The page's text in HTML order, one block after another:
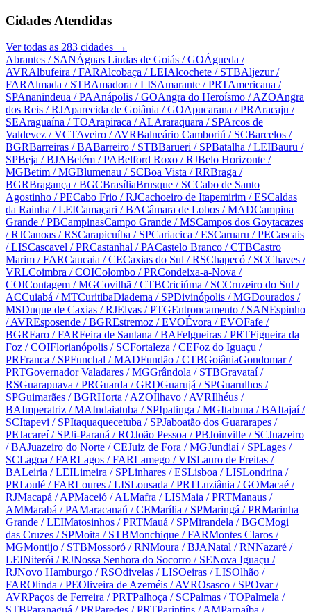
Cidades Atendidas
Ver todas as 283 cidades →
Abrantes / SANÁguas Lindas de Goiás / GOÁgueda /
AVRAlbufeira / FARAlcobaça / LEIAlcochete / STBAljezur/
FARAlmada / STBAmadora / LISAmarante / PRTAmericana /
SPAnanindeua / PAAnápolis / GOAngra do Heroísmo / AZOAngra
dos Reis / RJAparecida de Goiânia / GOApucarana / PRAracaju /
SEAraguaína / TOArapiraca / ALAraraquara / SPArcos de
Valdevez / VCTAveiro / AVRBalneário Camboriú / SCBarcelos /
BGRBarreiras / BABarreiro / STBBarueri / SPBatalha / LEIBauru /
SPBeja / BJABelém / PABelford Roxo / RJBelo Horizonte /
MGBetim / MGBlumenau / SCBoa Vista / RRBraga /
BGRBragança / BGCBrasíliaBrusque / SCCabo de Santo
Agostinho / PECabo Frio / RJCachoeiro de Itapemirim / ESCaldas
da Rainha / LEICamaçari / BACâmara de Lobos / MADCampina
Grande / PBCampinasCampo Grande / MSCampos dos Goytacazes
/ RJCanoas / RSCarapicuíba / SPCariacica / ESCaruaru / PECascais
/ LISCascavel / PRCastanhal / PACastelo Branco / CTBCastro
Marim / FARCaucaia / CECaxias do Sul / RSChapecó / SCChaves /
VRLCoimbra / COIColombo / PRCondeixa-a-Nova /
COIContagem / MGCovilhã / CTBCriciúma / SCCruzeiro do Sul /
ACCuiabá / MTCuritibaDiadema / SPDivinópolis / MGDourados /
MSDuque de Caxias / RJElvas / PTGEntroncamento / SANEspinho
/ AVREsposende / BGREstremoz / EVOÉvora / EVOFafe /
BGRFaro / FARFeira de Santana / BAFelgueiras / PRTFigueira da
Foz / COIFlorianópolis / SCFortaleza / CEFoz do Iguaçu /
PRFranca / SPFunchal / MADFundão / CTBGoiâniaGondomar/
PRTGovernador Valadares / MGGrândola / STBGravataí/
RSGuarapuava / PRGuarda / GRDGuarujá / SPGuarulhos /
SPGuimarães / BGRHorta / AZOÍlhavo / AVRIlhéus /
BAImperatriz / MAIndaiatuba / SPIpatinga / MGItabuna / BAItajaí/
SCItapevi / SPItaquaquecetuba / SPJaboatão dos Guararapes /
PEJacareí/ SPJi-Paraná / ROJoão Pessoa / PBJoinville / SCJuazeiro
/ BAJuazeiro do Norte / CEJuiz de Fora / MGJundiaí/ SPLages /
SCLagoa / FARLagos / FARLamego / VISLauro de Freitas /
BALeiria / LEILimeira / SPLinhares / ESLisboa / LISLondrina /
PRLoulé / FARLoures / LISLousada / PRTLuziânia / GOMacaé /
RJMacapá / APMaceió / ALMafra / LISMaia / PRTManaus /
AMMarabá / PAMaracanaú / CEMarília / SPMaringá / PRMarinha
Grande / LEIMatosinhos / PRTMauá / SPMirandela / BGCMogi
das Cruzes / SPMoita / STBMonchique / FARMontes Claros /
MGMontijo / STBMossoró / RNMoura / BJANatal / RNNazaré /
LEINiterói / RJNossa Senhora do Socorro / SENova Iguaçu /
RJNovo Hamburgo / RSOdivelas / LISOeiras / LISOlhão /
FAROlinda / PEOliveira de Azeméis / AVROsasco / SPOvar/
AVRPaços de Ferreira / PRTPalhoça / SCPalmas / TOPalmela /